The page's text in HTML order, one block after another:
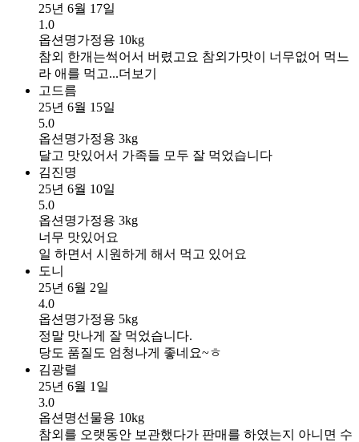
25년 6월 17일
1.0
옵션명가정용 10kg
참외 한개는썩어서 버렸고요 참외가맛이 너무없어 먹느
라 애를 먹고...더보기
고드름
25년 6월 15일
5.0
옵션명가정용 3kg
달고 맛있어서 가족들 모두 잘 먹었습니다
김진명
25년 6월 10일
5.0
옵션명가정용 3kg
너무 맛있어요
일 하면서 시원하게 해서 먹고 있어요
도니
25년 6월 2일
4.0
옵션명가정용 5kg
정말 맛나게 잘 먹었습니다.
당도 품질도 엄청나게 좋네요~ㅎ
김광렬
25년 6월 1일
3.0
옵션명선물용 10kg
참외를 오랫동안 보관했다가 판매를 하였는지 아니면 수